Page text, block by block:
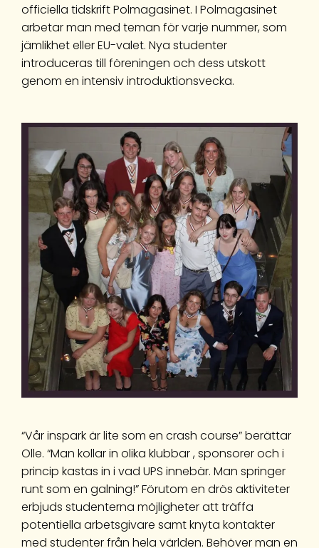
officiella tidskrift Polmagasinet. I Polmagasinet
arbetar man med teman för varje nummer, som
jämlikhet eller EU-valet. Nya studenter
introduceras till föreningen och dess utskott
genom en intensiv introduktionsvecka.
“Vår inspark är lite som en crash course” berättar
Olle. “Man kollar in olika klubbar , sponsorer och i
princip kastas in i vad UPS innebär. Man springer
runt som en galning!” Förutom en drös aktiviteter
erbjuds studenterna möjligheter att träffa
potentiella arbetsgivare samt knyta kontakter
med studenter från hela världen. Behöver man en